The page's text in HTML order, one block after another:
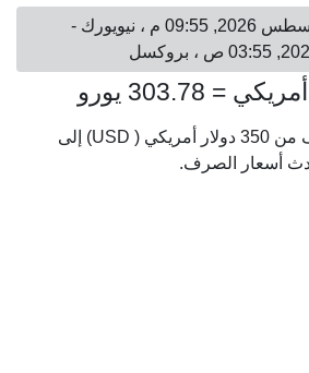
تحديث: الخميس 06 أغسطس 2026, 09:55 م ، نيويورك -
يتم عرض أسعار الصرف من 350 دولار أمريكي ( USD) إلى